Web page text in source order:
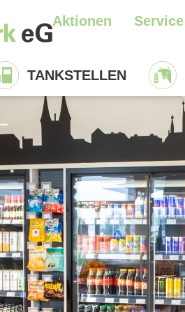
Aktionen Service
TANKSTELLEN